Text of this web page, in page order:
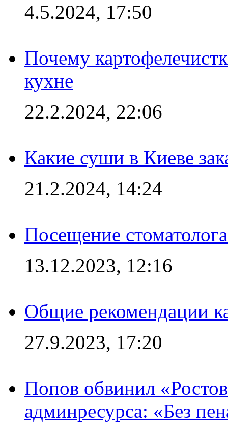
4.5.2024, 17:50
Почему
кухне
22.2.2024, 22:06
Какие суши в Киеве
21.2.2024, 14:24
Посещение
13.12.2023, 12:16
Общие рекомендации
27.9.2023, 17:20
Попов обвинил
админресурса: «Без